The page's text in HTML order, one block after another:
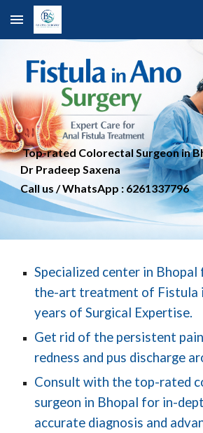
Skip to main content
Top-rated Colorectal Surgeon in
Dr Pradeep Saxena
Call us / WhatsApp : 6261337796
Specialized center in
the-art treatment of Fistula
years of Surgical Expertise.
Get rid of the persistent
redness and pus discharge
Consult with the top-rated
surgeon in Bhopal for in-
accurate diagnosis and